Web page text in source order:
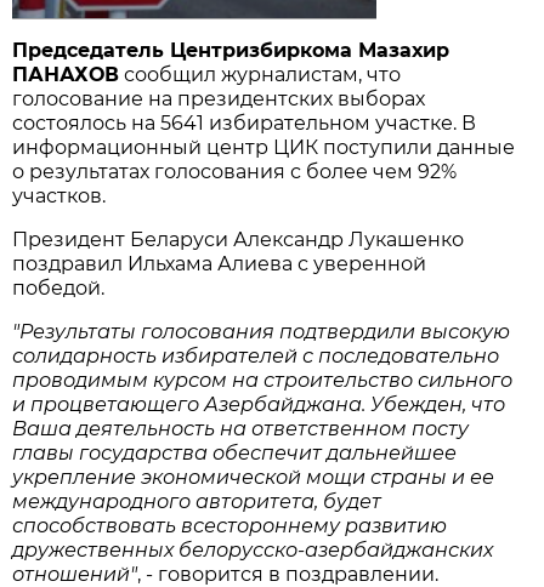
Председатель Центризбиркома Мазахир
ПАНАХОВ сообщил журналистам, что
голосование на президентских выборах
состоялось на 5641 избирательном участке. В
информационный центр ЦИК поступили данные
о результатах голосования с более чем 92%
участков.
Президент Беларуси Александр Лукашенко
поздравил Ильхама Алиева с уверенной
победой.
"Результаты голосования подтвердили высокую
солидарность избирателей с последовательно
проводимым курсом на строительство сильного
и процветающего Азербайджана. Убежден, что
Ваша деятельность на ответственном посту
главы государства обеспечит дальнейшее
укрепление экономической мощи страны и ее
международного авторитета, будет
способствовать всестороннему развитию
дружественных белорусско-азербайджанских
отношений", - говорится в поздравлении.